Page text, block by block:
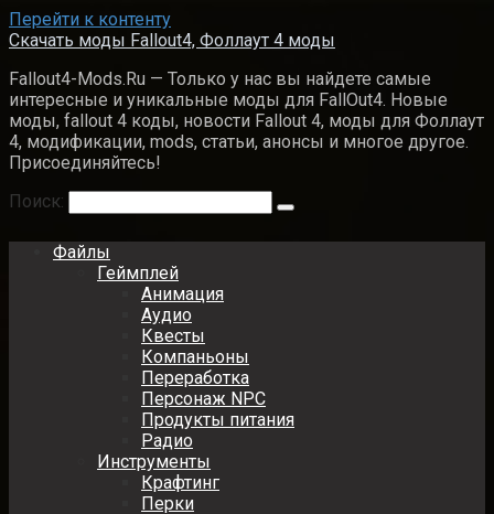
Перейти к контенту
Скачать моды Fallout4, Фоллаут 4 моды
Fallout4-Mods.Ru — Только у нас вы найдете самые
интересные и уникальные моды для FallOut4. Новые
моды, fallout 4 коды, новости Fallout 4, моды для Фоллаут
4, модификации, mods, статьи, анонсы и многое другое.
Присоединяйтесь!
Поиск:
Файлы
Геймплей
Анимация
Аудио
Квесты
Компаньоны
Переработка
Персонаж NPC
Продукты питания
Радио
Инструменты
Крафтинг
Перки